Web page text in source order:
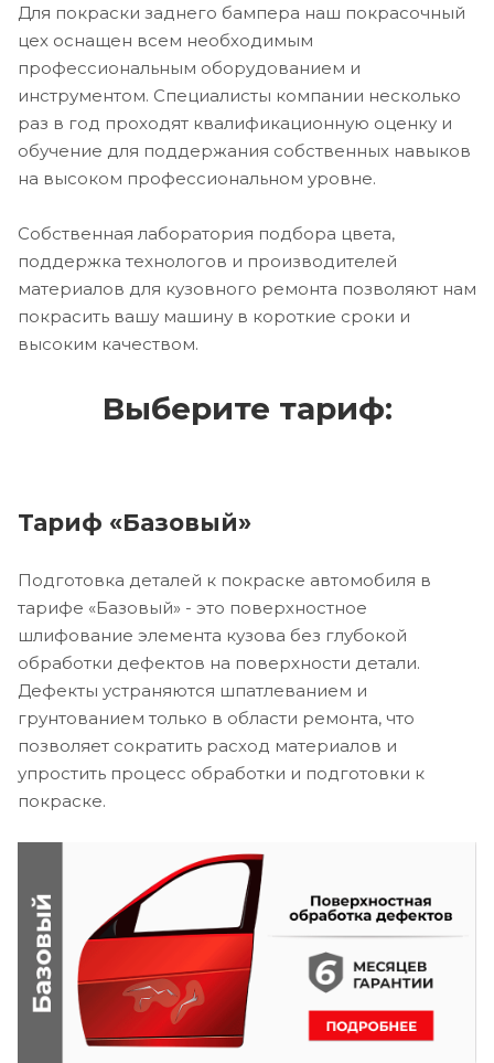
Для покраски заднего бампера наш покрасочный
цех оснащен всем необходимым
профессиональным оборудованием и
инструментом. Специалисты компании несколько
раз в год проходят квалификационную оценку и
обучение для поддержания собственных навыков
на высоком профессиональном уровне.
Собственная лаборатория подбора цвета,
поддержка технологов и производителей
материалов для кузовного ремонта позволяют нам
покрасить вашу машину в короткие сроки и
высоким качеством.
Выберите тариф:
Тариф «Базовый»
Подготовка деталей к покраске автомобиля в
тарифе «Базовый» - это поверхностное
шлифование элемента кузова без глубокой
обработки дефектов на поверхности детали.
Дефекты устраняются шпатлеванием и
грунтованием только в области ремонта, что
позволяет сократить расход материалов и
упростить процесс обработки и подготовки к
покраске.